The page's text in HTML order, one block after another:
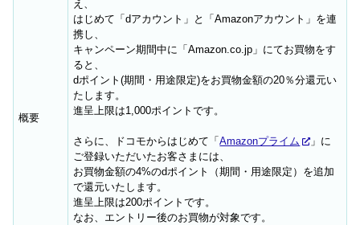
概要
え、
はじめて「dアカウント」と「Amazonアカウント」を連
携し、
キャンペーン期間中に「Amazon.co.jp」にてお買物をす
ると、
dポイント(期間・用途限定)をお買物金額の20％分還元い
たします。
進呈上限は1,000ポイントです。
さらに、ドコモからはじめて「Amazonプライム
」に
ご登録いただいたお客さまには、
お買物金額の4%のdポイント（期間・用途限定）を追加
で還元いたします。
進呈上限は200ポイントです。
なお、エントリー後のお買物が対象です。